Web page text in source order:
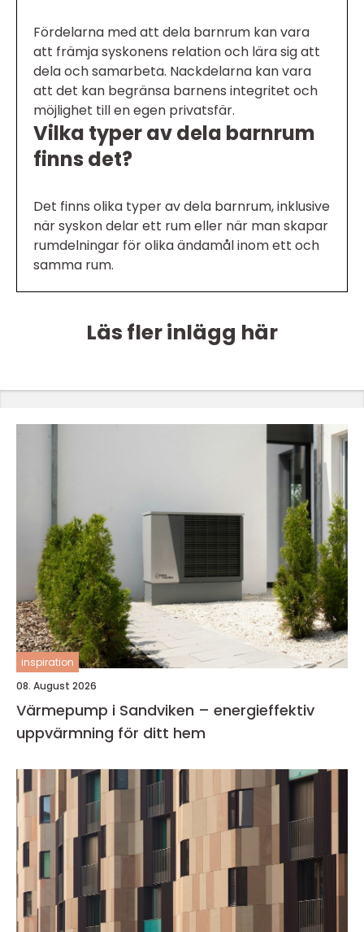
Fördelarna med att dela barnrum kan vara
att främja syskonens relation och lära sig att
dela och samarbeta. Nackdelarna kan vara
att det kan begränsa barnens integritet och
möjlighet till en egen privatsfär.
Vilka typer av dela barnrum
finns det?
Det finns olika typer av dela barnrum, inklusive
när syskon delar ett rum eller när man skapar
rumdelningar för olika ändamål inom ett och
samma rum.
Läs fler inlägg här
inspiration
08. August 2026
Värmepump i Sandviken – energieffektiv
uppvärmning för ditt hem